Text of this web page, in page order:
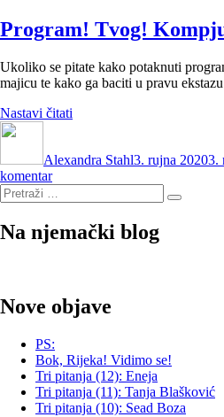
Program! Tvog!
Ukoliko se pitate kako potaknuti
majicu te kako ga baciti u pravu
Nastavi čitati
Alexandra Stahl3. rujna 20203.
komentarna
Tvog!
Kompjutera!
Pretraži:
Pretraži
Na njemački blog
Nove objave
PS:
Bok, Rijeka! Vidimo se!
Tri pitanja (12): Eneja
Tri pitanja (11): Tanja Blašković
Tri pitanja (10): Sead Boza